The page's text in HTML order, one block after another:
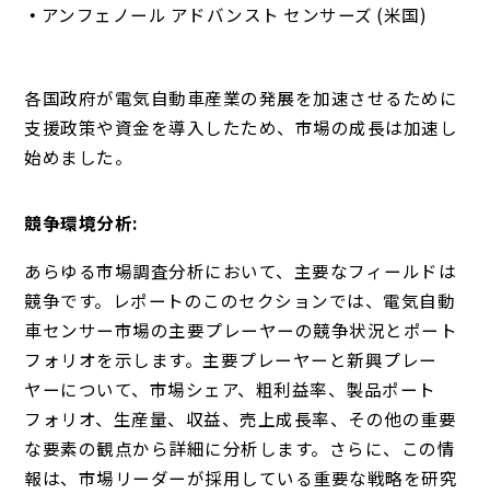
アンフェノール アドバンスト センサーズ (米国)
各国政府が電気自動車産業の発展を加速させるために
支援政策や資金を導入したため、市場の成長は加速し
始めました。
競争環境分析:
あらゆる市場調査分析において、主要なフィールドは
競争です。レポートのこのセクションでは、電気自動
車センサー市場の主要プレーヤーの競争状況とポート
フォリオを示します。主要プレーヤーと新興プレー
ヤーについて、市場シェア、粗利益率、製品ポート
フォリオ、生産量、収益、売上成長率、その他の重要
な要素の観点から詳細に分析します。さらに、この情
報は、市場リーダーが採用している重要な戦略を研究